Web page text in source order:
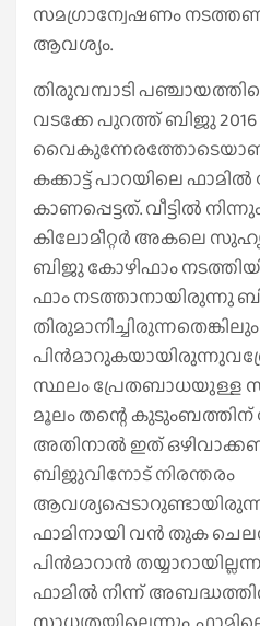
സമഗ്രാന്വേഷണം
ആവശ്യം.
തിരുവമ്പാടി
വടക്കേ പുറത്ത് ബിജു 2016
കക്കാട്ട് പാറയിലെ
കാണപ്പെട്ടത്. വീട്ടിൽ
കിലോമീറ്റർ അകലെ
ബിജു കോഴിഫാം
ഫാം
സ്ഥലം പ്രേതബാധയുള്ള
മൂലം തന്റെ
അതിനാൽ ഇത്
ബിജുവിനോട് നിരന്തരം
ഫാമിനായി വൻ തുക
പിൻമാറാൻ
ഫാമിൽ നിന്ന്